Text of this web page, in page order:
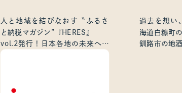
人と地域を結びなおす〝ふるさ
と納税マガジン”『HERES』
vol.2発行！日本各地の未来への
過去を想い
海道白糠町
釧路市の地